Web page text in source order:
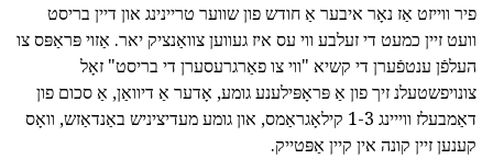
פיר ווייזט אַז נאָר איבער אַ חודש פון שווער טריינינג און דיין בריסט
וועט זיין כמעט די זעלבע ווי עס איז געווען צוואַנציק יאר. אַזוי פּראַפּס צו
העלפֿן ענטפֿערן די קשיא "ווי צו פאַרגרעסערן די בריסט" זאָל
צונויפשטעלנ זיך פון אַ פּראָפּילענע גומע, אָדער אַ דיוואַן, אַ סכום פון
דאַמבעלז ווייינג 1-3 קילאָגראַמס, און גומע מעדיציניש באַנדאַזש, וואָס
קענען זיין קונה אין קיין אַפּטייק.